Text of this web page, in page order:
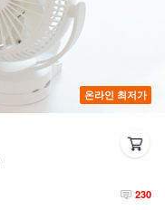
온라인 최저가
230